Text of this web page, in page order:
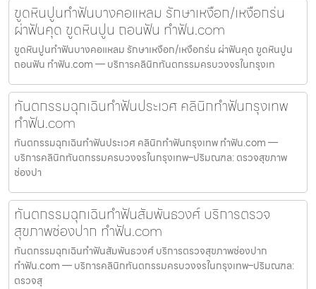
ขูดหินปูนทำฟันบางคอแหลม รักษาเหงือก/เหงือกร่น
ผ่าฟันคุด ขูดหินปูน ถอนฟัน ทำฟัน.com
ขูดหินปูนทำฟันบางคอแหลม รักษาเหงือก/เหงือกร่น ผ่าฟันคุด ขูดหินปูน
ถอนฟัน ทำฟัน.com — บริการคลินิกทันตกรรมครบวงจรในกรุงเท
ทันตกรรมฉุกเฉินทำฟันประเวศ คลินิกทำฟันกรุงเทพ
ทำฟัน.com
ทันตกรรมฉุกเฉินทำฟันประเวศ คลินิกทำฟันกรุงเทพ ทำฟัน.com —
บริการคลินิกทันตกรรมครบวงจรในกรุงเทพ–ปริมณฑล: ตรวจสุขภาพ
ช่องปา
ทันตกรรมฉุกเฉินทำฟันสัมพันธวงศ์ บริการตรวจ
สุขภาพช่องปาก ทำฟัน.com
ทันตกรรมฉุกเฉินทำฟันสัมพันธวงศ์ บริการตรวจสุขภาพช่องปาก
ทำฟัน.com — บริการคลินิกทันตกรรมครบวงจรในกรุงเทพ–ปริมณฑล:
ตรวจสุ